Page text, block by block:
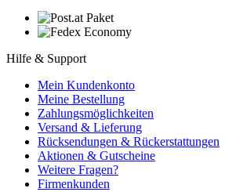
Hilfe & Support
Mein Kundenkonto
Meine Bestellung
Zahlungsmöglichkeiten
Versand & Lieferung
Rücksendungen & Rückerstattungen
Aktionen & Gutscheine
Weitere Fragen?
Firmenkunden